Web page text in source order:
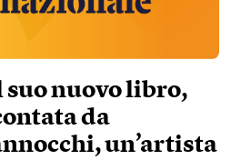
suo nuovo libro,
da
un’artista